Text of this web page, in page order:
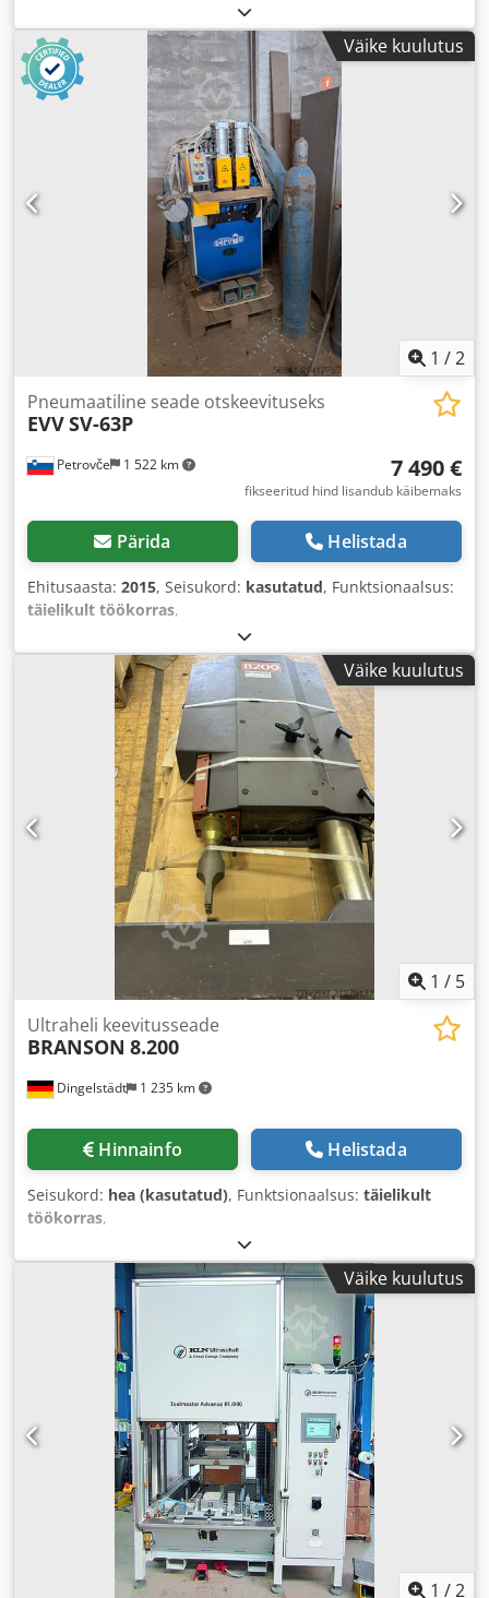
Väike kuulutus
1 /2
Petrovče 1 522 km
Pneumaatiline seade otskeevituseks
EVVSV-63P
7 490 €
fikseeritud hind lisandub käibemaks
Pärida Helistada
Ehitusaasta: 2015, Seisukord: kasutatud, Funktsionaalsus:
täielikult töökorras,
Väike kuulutus
1 / 5
Dingelstädt 1 235 km
Ultraheli keevitusseade
BRANSON 8.200
Hinnainfo Helistada
Seisukord: hea (kasutatud), Funktsionaalsus: täielikult
töökorras,
Väike kuulutus
1 /2